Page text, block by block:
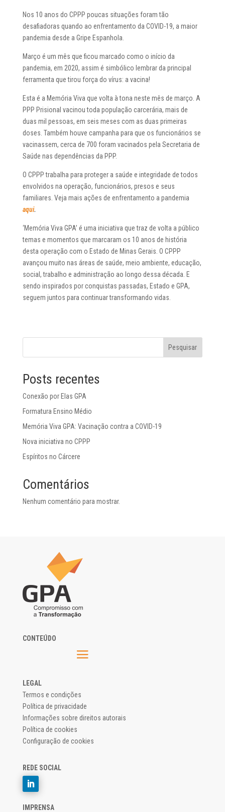
Nos 10 anos do CPPP poucas situações foram tão
desafiadoras quando ao enfrentamento da COVID-19, a maior
pandemia desde a Gripe Espanhola.
Março é um mês que ficou marcado como o início da
pandemia, em 2020, assim é simbólico lembrar da principal
ferramenta que tirou força do vírus: a vacina!
Esta é a Memória Viva que volta à tona neste mês de março. A
PPP Prisional vacinou toda população carcerária, mais de
duas mil pessoas, em seis meses com as duas primeiras
doses. Também houve campanha para que os funcionários se
vacinassem, cerca de 700 foram vacinados pela Secretaria de
Saúde nas dependências da PPP.
O CPPP trabalha para proteger a saúde e integridade de todos
envolvidos na operação, funcionários, presos e seus
familiares. Veja mais ações de enfrentamento a pandemia
aqui.
‘Memória Viva GPA’ é uma iniciativa que traz de volta a público
temas e momentos que marcaram os 10 anos de história
desta operação com o Estado de Minas Gerais. O CPPP
avançou muito nas áreas de saúde, meio ambiente, educação,
social, trabalho e administração ao longo dessa década. E
sendo inspirados por conquistas passadas, Estado e GPA,
seguem juntos para continuar transformando vidas.
Pesquisar
Posts recentes
Conexão por Elas GPA
Formatura Ensino Médio
Memória Viva GPA: Vacinação contra a COVID-19
Nova iniciativa no CPPP
Espíritos no Cárcere
Comentários
Nenhum comentário para mostrar.
CONTEÚDO
LEGAL
Termos e condições
Política de privacidade
Informações sobre direitos autorais
Política de cookies
Configuração de cookies
REDE SOCIAL
IMPRENSA